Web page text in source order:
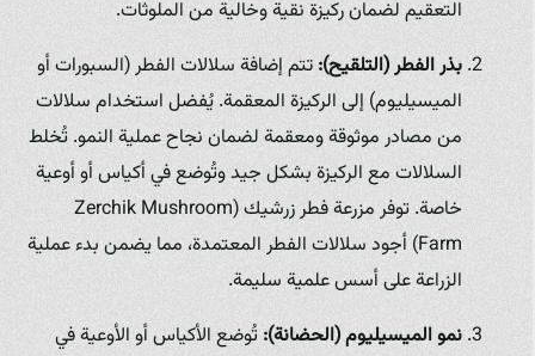
التعقيم لضمان ركيزة نقية وخالية من الملوثات.
بذر الفطر (التلقيح):تتم إضافة سلالات الفطر (السبورات أو
الميسيليوم) إلى الركيزة المعقمة. يُفضل استخدام سلالات
من مصادر موثوقة ومعقمة لضمان نجاح عملية النمو. تُخلط
السلالات مع الركيزة بشكل جيد وتُوضع في أكياس أو أوعية
خاصة. توفر مزرعة فطر زرشيك (Zerchik Mushroom
Farm) أجود سلالات الفطر المعتمدة، مما يضمن بدء عملية
الزراعة على أسس علمية سليمة.
نمو الميسيليوم (الحضانة):تُوضع الأكياس أو الأوعية في